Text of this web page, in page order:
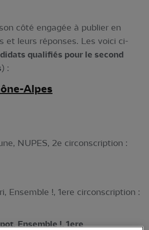
côté engagée à publier en
et leurs réponses. Les voici ci-
qualifiés pour le second
) :
Alpes
NUPES, 2e circonscription :
Ensemble !, 1ere circonscription :
Ensemble !, 1ere